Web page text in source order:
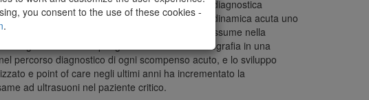
dell’impiego della tecnica ultrasonica nella diagnostica
all’eco nello scenario dell’instabilità emodinamica acuta uno
della rilevanza che tale diagnostica assume nella
linee guida della ESC pongono inoltre l’ecocardiografia in una
percorso diagnostico di ogni scompenso acuto, e lo sviluppo
e point of care negli ultimi anni ha incrementato la
ad ultrasuoni nel paziente critico.
you consent to the use of these cookies -
.